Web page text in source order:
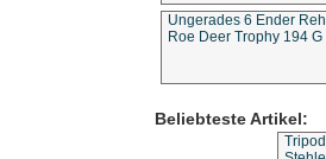
Ungerades 6 Ender
Roe Deer Trophy 194 G
Beliebteste Artikel: